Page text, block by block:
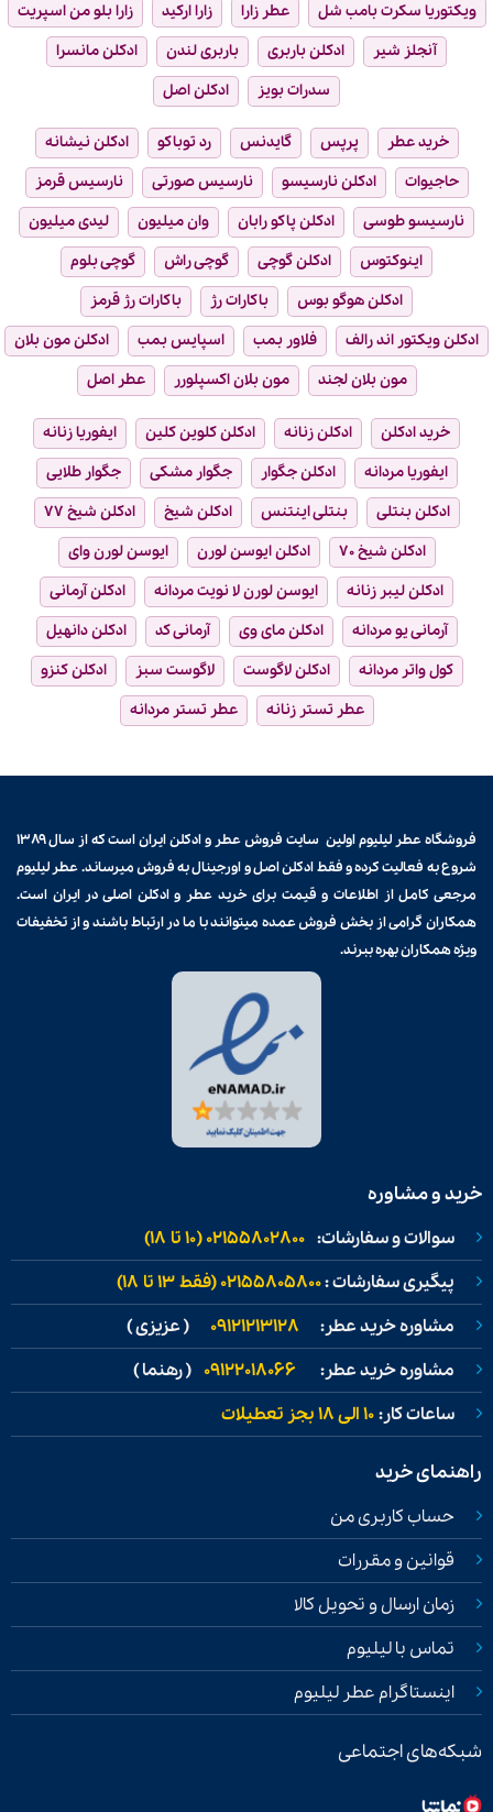
ویکتوریا سکرت بامب شل
عطر زارا زارا ارکید
زارا بلو من اسپریت
آنجلز شیر
ادکلن باربری باربری لندن
ادکلن مانسرا
سدرات بویز
ادکلن اصل
خرید عطر پرپس گایدنس رد توباکو
ادکلن نیشانه
حاجیوات
ادکلن نارسیسو نارسیس صورتی
نارسیس قرمز
نارسیسو طوسی
ادکلن پاکو رابان وان میلیون
لیدی میلیون
اینوکتوس
ادکلن گوچی گوچی راش
گوچی بلوم
ادکلن هوگو بوس
باکارات رژ
باکارات رژ قرمز
ادکلن ویکتور اند رالف
فلاور بمب اسپایس بمب
ادکلن مون بلان
مون بلان لجند
مون بلان اکسپلورر عطر اصل
خرید ادکلن ادکلن زنانه ادکلن کلوین کلین
ایفوریا زنانه
ایفوریا مردانه
ادکلن جگوار جگوار مشکی
جگوار طلایی
ادکلن بنتلی
بنتلی اینتنس ادکلن شیخ
ادکلن شیخ ۷۷
ادکلن شیخ ۷۰
ادکلن ایوسن لورن
ایوسن لورن وای
ادکلن لیبر زنانه
ایوسن لورن لا نویت مردانه
ادکلن آرمانی
آرمانی یو مردانه
ادکلن مای وی آرمانی کد
ادکلن دانهیل
کول واتر مردانه
ادکلن لاگوست لاگوست سبز
ادکلن کنزو
عطر تستر زنانه
عطر تستر مردانه
فروشگاه عطر لیلیوم اولین سایت فروشعطر و ادکلن
ایران است که از سال ۱۳۸۹
شروع به فعالیت کرده و فقط ادکلن اصل و اورجینال به فروش میرساند. عطر لیلیوم
مرجعی کامل از اطلاعات و قیمت برایخرید عطر و ادکلن اصلی در ایران است.
همکاران گرامی از بخش فروش عمده میتوانند با ما در ارتباط باشند و از تخفیفات
ویژه همکاران بهره ببرند.
خرید و مشاوره
سوالات و سفارشات: 02155802800 (۱۰ تا ۱۸)
پیگیری سفارشات :02155805800 (فقط ۱۳ تا ۱۸)
مشاوره خرید عطر: 09121213128 ( عزیزی )
مشاوره خرید عطر: 09122018066 ( رهنما )
ساعات کار:۱۰ الی ۱۸ بجز تعطیلات
راهنمای خرید
حساب کاربری من
قوانین و مقررات
زمان ارسال و تحویل کالا
تماس با لیلیوم
اینستاگرام عطر لیلیوم
شبکه‌های اجتماعی